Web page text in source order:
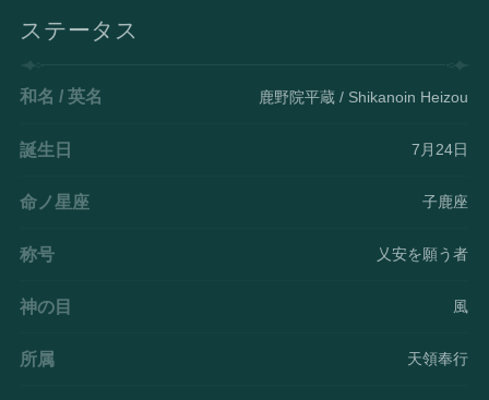
ステータス
和名 / 英名 鹿野院平蔵 / Shikanoin Heizou
誕生日 7月24日
命ノ星座 子鹿座
称号 乂安を願う者
神の目 風
所属 天領奉行